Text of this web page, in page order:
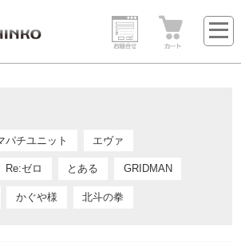
パチユニット エヴァ
Re:ゼロ とある GRIDMAN
かぐや様 北斗の拳